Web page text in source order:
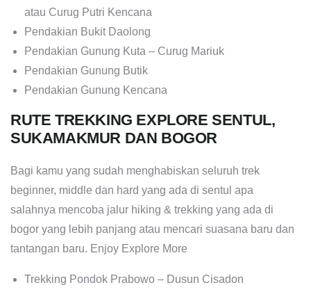
atau Curug Putri Kencana
Pendakian Bukit Daolong
Pendakian Gunung Kuta – Curug Mariuk
Pendakian Gunung Butik
Pendakian Gunung Kencana
RUTE TREKKING EXPLORE SENTUL,
SUKAMAKMUR DAN BOGOR
Bagi kamu yang sudah menghabiskan seluruh trek
beginner, middle dan hard yang ada di sentul apa
salahnya mencoba jalur hiking & trekking yang ada di
bogor yang lebih panjang atau mencari suasana baru dan
tantangan baru. Enjoy Explore More
Trekking Pondok Prabowo – Dusun Cisadon